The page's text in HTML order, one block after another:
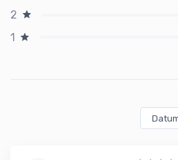
2
1